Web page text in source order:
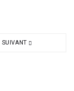
SUIVANT